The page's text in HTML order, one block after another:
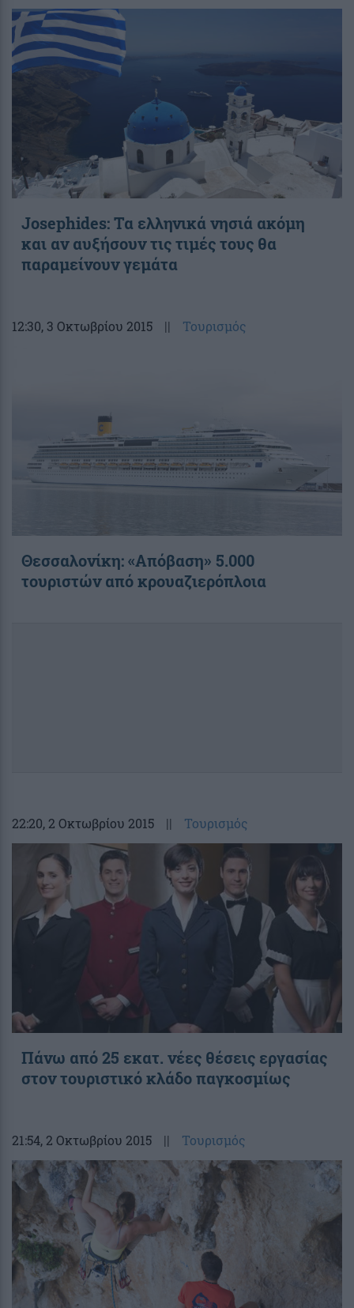
Josephides: Τα ελληνικά νησιά ακόμη
και αν αυξήσουν τις τιμές τους θα
παραμείνουν γεμάτα
12:30, 3 Οκτωβρίου 2015 || Τουρισμός
Θεσσαλονίκη: «Απόβαση» 5.000
τουριστών από κρουαζιερόπλοια
22:20, 2 Οκτωβρίου 2015 || Τουρισμός
Πάνω από 25 εκατ. νέες θέσεις εργασίας
στον τουριστικό κλάδο παγκοσμίως
21:54, 2 Οκτωβρίου 2015 || Τουρισμός